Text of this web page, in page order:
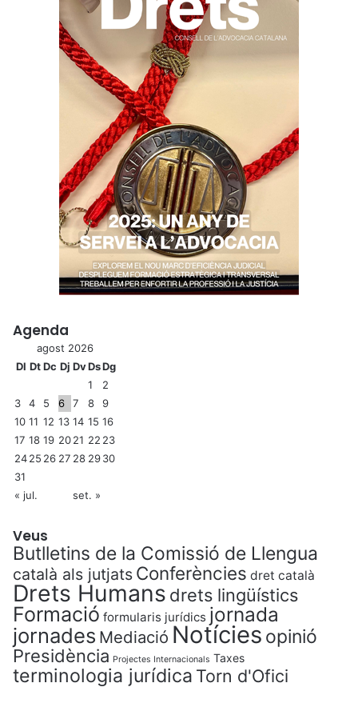
Agenda
agost 2026
Dl DtDc Dj DvDsDg
1
2
3
4 5 6 7 8
9
10 11 12 13 14 15 16
17 18 19 2021 22 23
2425 26 27 28 2930
31
« jul.
set. »
Veus
Butlletins de la Comissió de Llengua
català als jutjats Conferències dret català
Drets Humans drets lingüístics
Formació formularis jurídics jornada
jornades Mediació Notícies opinió
Presidència Projectes Internacionals Taxes
terminologia jurídica Torn d'Ofici